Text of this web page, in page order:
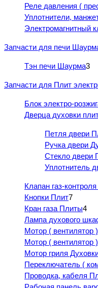
Реле давления (
Уплотнители,
Электромагнитный
Запчасти для печи
Тэн печи Шаурма3
Запчасти для Плит
Блок электро-
Дверца духовки
Петля двери
Ручка двери
Стекло двери
Уплотнитель
Клапан газ-
Кнопки Плит7
Кран газа Плиты4
Лампа духового
Мотор ( вентилятор
Мотор ( вентилятор
Мотор гриля
Переключатель (
Проводка, кабеля